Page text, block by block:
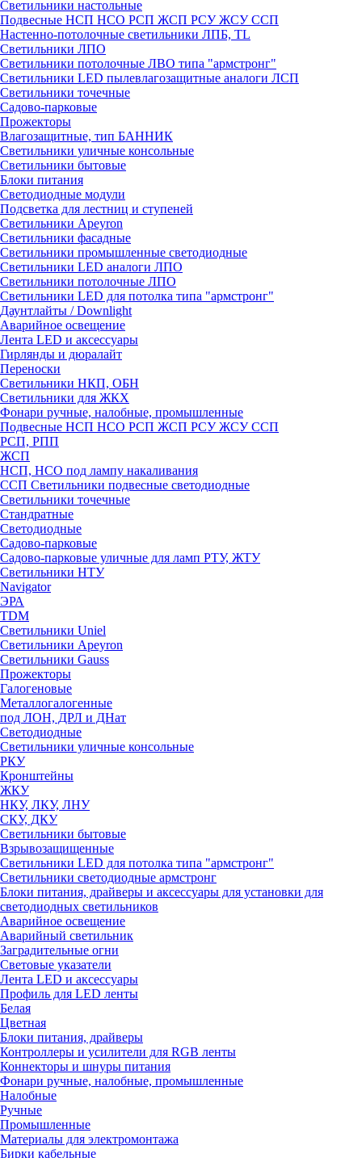
Светильники настольные
Подвесные НСП НСО РСП ЖСП РСУ ЖСУ ССП
Настенно-потолочные светильники ЛПБ, TL
Светильники ЛПО
Светильники потолочные ЛВО типа "армстронг"
Светильники LED пылевлагозащитные аналоги ЛСП
Светильники точечные
Садово-парковые
Прожекторы
Влагозащитные, тип БАННИК
Светильники уличные консольные
Светильники бытовые
Блоки питания
Светодиодные модули
Подсветка для лестниц и ступеней
Светильники Apeyron
Светильники фасадные
Светильники промышленные светодиодные
Светильники LED аналоги ЛПО
Светильники потолочные ЛПО
Светильники LED для потолка типа "армстронг"
Даунтлайты / Downlight
Аварийное освещение
Лента LED и аксессуары
Гирлянды и дюралайт
Переноски
Светильники НКП, ОБН
Светильники для ЖКХ
Фонари ручные, налобные, промышленные
Подвесные НСП НСО РСП ЖСП РСУ ЖСУ ССП
РСП, РПП
ЖСП
НСП, НСО под лампу накаливания
ССП Светильники подвесные светодиодные
Светильники точечные
Стандратные
Светодиодные
Садово-парковые
Садово-парковые уличные для ламп РТУ, ЖТУ
Светильники НТУ
Navigator
ЭРА
TDM
Светильники Uniel
Светильники Apeyron
Светильники Gauss
Прожекторы
Галогеновые
Металлогалогенные
под ЛОН, ДРЛ и ДНат
Светодиодные
Светильники уличные консольные
РКУ
Кронштейны
ЖКУ
НКУ, ЛКУ, ЛНУ
СКУ, ДКУ
Светильники бытовые
Взрывозащищенные
Светильники LED для потолка типа "армстронг"
Светильники светодиодные армстронг
Блоки питания, драйверы и аксессуары для установки для
светодиодных светильников
Аварийное освещение
Аварийный светильник
Заградительные огни
Световые указатели
Лента LED и аксессуары
Профиль для LED ленты
Белая
Цветная
Блоки питания, драйверы
Контроллеры и усилители для RGB ленты
Коннекторы и шнуры питания
Фонари ручные, налобные, промышленные
Налобные
Ручные
Промышленные
Материалы для электромонтажа
Бирки кабельные